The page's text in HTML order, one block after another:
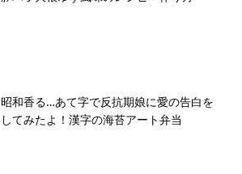
昭和香る…あて字で反抗期娘に愛の告白を
してみたよ！漢字の海苔アート弁当